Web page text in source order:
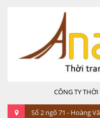
CÔNG TY
Số 2 ngõ 71 - Hoàng